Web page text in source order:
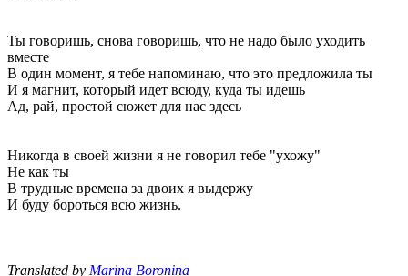
Ты говоришь, снова говоришь, что не надо было уходить
вместе
В один момент, я тебе напоминаю, что это предложила ты
И я магнит, который идет всюду, куда ты идешь
Ад, рай, простой сюжет для нас здесь
Никогда в своей жизни я не говорил тебе "ухожу"
Не как ты
В трудные времена за двоих я выдержу
И буду бороться всю жизнь.
Translated by Marina Boronina